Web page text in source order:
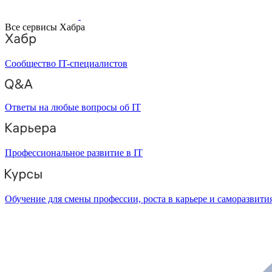
Все сервисы Хабра
Сообщество IT-специалистов
Ответы на любые вопросы об IT
Профессиональное развитие в IT
Обучение для смены профессии, роста в карьере и